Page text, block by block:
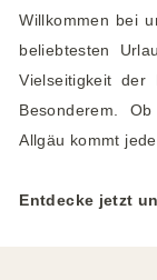
Willkommen bei
beliebtesten
Vielseitigkeit der
Besonderem. Ob
Allgäu kommt
Entdecke jetzt